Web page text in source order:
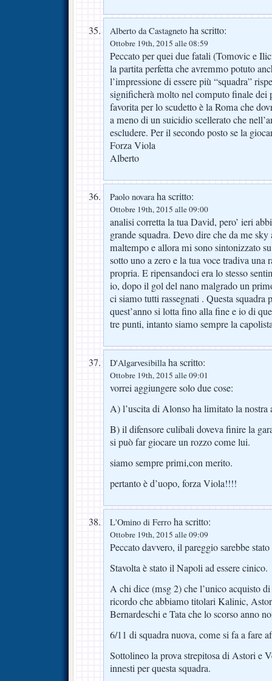
Alberto da Castagneto ha scritto:
Ottobre 19th, 2015 alle 08:59
Peccato per quei due fatali (Tomovic e
la partita perfetta che avremmo potuto
l’impressione di essere più “squadra”
significherà molto nel computo finale dei
favorita per lo scudetto è la Roma che
a meno di un suicidio scellerato che
escludere. Per il secondo posto se la
Forza Viola
Alberto
Paolo novaraha scritto:
Ottobre 19th, 2015 alle 09:00
analisi corretta la tua David, pero’ ieri
grande squadra. Devo dire che da me
maltempo e allora mi sono sintonizzato
sotto uno a zero e la tua voce tradiva una
propria. E ripensandoci era lo stesso
io, dopo il gol del nano malgrado un
ci siamo tutti rassegnati . Questa squadra
quest’anno si lotta fino alla fine e io di
tre punti, intanto siamo sempre la
D'Algarvesibillaha scritto:
Ottobre 19th, 2015 alle 09:01
vorrei aggiungere solo due cose:
A) l’uscita di Alonso ha limitato la nostra
B) il difensore culibali doveva finire la
si può far giocare un rozzo come lui.
siamo sempre primi,con merito.
pertanto è d’uopo, forza Viola!!!!
L'Omino di Ferro ha scritto:
Ottobre 19th, 2015 alle 09:09
Peccato davvero, il pareggio sarebbe
Stavolta è stato il Napoli ad essere cinico.
A chi dice (msg 2) che l’unico acquisto di
ricordo che abbiamo titolari Kalinic,
Bernardeschi e Tata che lo scorso anno
6/11 di squadra nuova, come si fa a fare
Sottolineo la prova strepitosa di Astori e
innesti per questa squadra.